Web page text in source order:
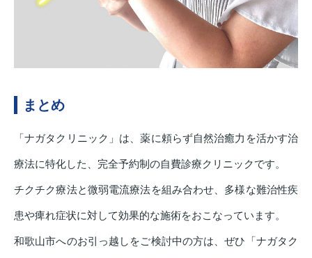
まとめ
「ナガタクリニック」は、薬に頼らず自然治癒力を活かす治
療法に特化した、完全予約制の自費診療クリニックです。
チクチク療法と微弱電流療法を組み合わせ、多様な難治性疾
患や痺れ症状に対して効果的な施術をおこなっています。
和歌山市へのお引っ越しをご検討中の方は、ぜひ「ナガタク